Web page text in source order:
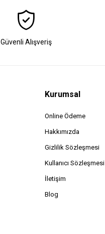
Güvenli Alışveriş
Kurumsal
Online Ödeme
Hakkımızda
Gizlilik Sözleşmesi
Kullanıcı Sözleşmesi
İletişim
Blog